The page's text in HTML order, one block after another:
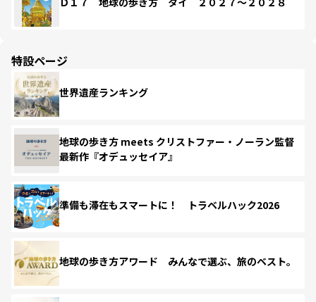
特設ページ
世界遺産ランキング
地球の歩き方 meets クリストファー・ノーラン監督
最新作『オデュッセイア』
準備も滞在もスマートに！ トラベルハック2026
地球の歩き方アワード みんなで選ぶ、旅のベスト。